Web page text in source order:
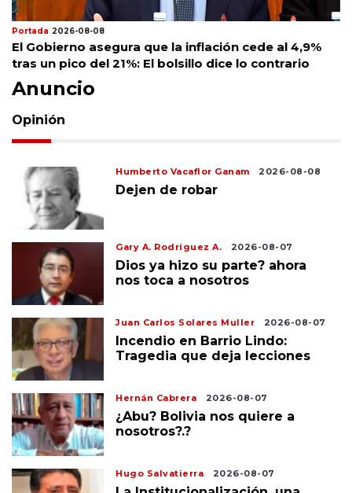
Portada 2026-08-08
El Gobierno asegura que la inflación cede al 4,9%
tras un pico del 21%: El bolsillo dice lo contrario
Anuncio
Opinión
Humberto Vacaflor Ganam 2026-08-08
Dejen de robar
Gary A. Rodríguez A. 2026-08-07
Dios ya hizo su parte? ahora
nos toca a nosotros
Juan Carlos Solares Muller 2026-08-07
Incendio en Barrio Lindo:
Tragedia que deja lecciones
Hernán Cabrera 2026-08-07
¿Abu? Bolivia nos quiere a
nosotros?.?
Hugo Salvatierra 2026-08-07